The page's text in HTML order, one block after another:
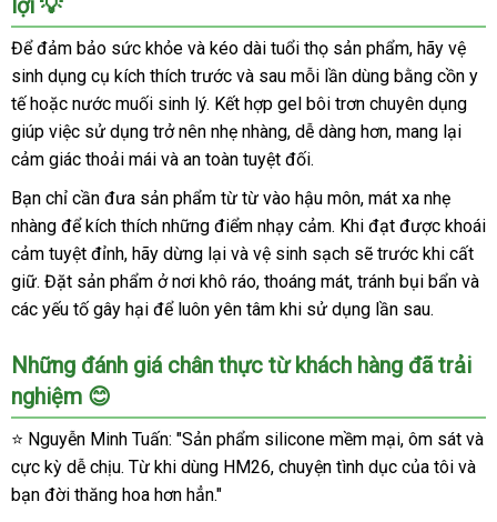
nhất
Dụng
Cụ
Kích
Thích
Hậu
Môn
Leten
Người
Đồng
Tính
tốt
nhất
lợi 💡
Để đảm bảo sức khỏe và kéo dài tuổi thọ sản phẩm, hãy vệ
sinh dụng cụ kích thích trước và sau mỗi lần dùng bằng cồn y
tế hoặc nước muối sinh lý. Kết hợp gel bôi trơn chuyên dụng
giúp việc sử dụng trở nên nhẹ nhàng, dễ dàng hơn, mang lại
cảm giác thoải mái và an toàn tuyệt đối.
Bạn chỉ cần đưa sản phẩm từ từ vào hậu môn, mát xa nhẹ
nhàng để kích thích những điểm nhạy cảm. Khi đạt được khoái
cảm tuyệt đỉnh, hãy dừng lại và vệ sinh sạch sẽ trước khi cất
giữ. Đặt sản phẩm ở nơi khô ráo, thoáng mát, tránh bụi bẩn và
các yếu tố gây hại để luôn yên tâm khi sử dụng lần sau.
Những đánh giá chân thực từ khách hàng đã trải
nghiệm 😊
⭐ Nguyễn Minh Tuấn: "Sản phẩm silicone mềm mại, ôm sát và
cực kỳ dễ chịu. Từ khi dùng HM26, chuyện tình dục của tôi và
bạn đời thăng hoa hơn hẳn."